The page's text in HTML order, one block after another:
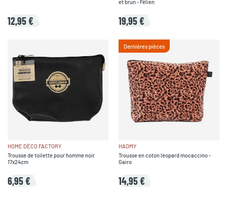
12,95 €
et brun - Félien
19,95 €
HOME DÉCO FACTORY
Trousse de toilette pour homme noir
17x24cm
6,95 €
Dernières pièces
HAOMY
Trousse en coton léopard mocaccino -
Gairo
14,95 €